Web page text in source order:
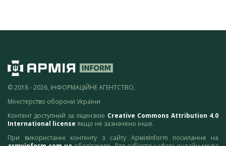
© 2018 - 2026, ІНФОРМАЦІЙНЕ АГЕНТСТВО,
Міністерство оборони України
Контент доступний за ліцензією Creative Commons Attribution 4.0
International license якщо не зазначено інше.
При використанні контенту з сайту АрміяInform посилання на